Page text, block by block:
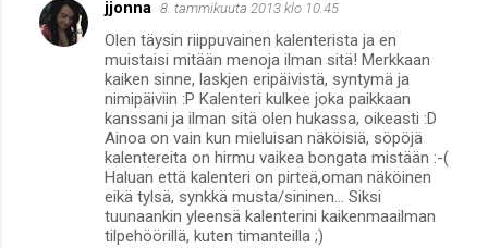
jjonna 8. tammikuuta 2013 klo 10.45
Olen täysin riippuvainen kalenterista ja en
muistaisi mitään menoja ilman sitä! Merkkaan
kaiken sinne, laskjen eripäivistä, syntymä ja
nimipäiviin :P Kalenteri kulkee joka paikkaan
kanssani ja ilman sitä olen hukassa, oikeasti :D
Ainoa on vain kun mieluisan näköisiä, söpöjä
kalentereita on hirmu vaikea bongata mistään :-(
Haluan että kalenteri on pirteä,oman näköinen
eikä tylsä, synkkä musta/sininen... Siksi
tuunaankin yleensä kalenterini kaikenmaailman
tilpehöörillä, kuten timanteilla ;)